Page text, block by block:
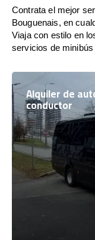
Contrata el mejor
Bouguenais, en
Viaja con estilo en
servicios de minibús
Alquiler de
conductor